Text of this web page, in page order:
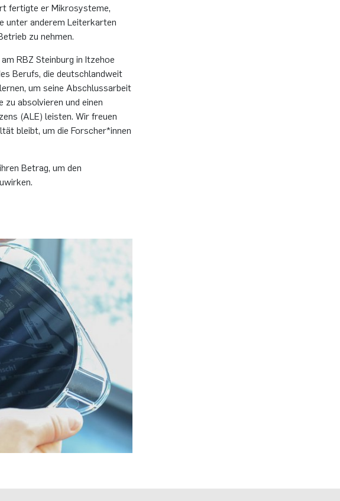
fertigte er Mikrosysteme,
unter anderem Leiterkarten
zu nehmen.
RBZ Steinburg in Itzehoe
Berufs, die deutschlandweit
um seine Abschlussarbeit
zu absolvieren und einen
(ALE) leisten. Wir freuen
bleibt, um die Forscher*innen
Betrag, um den